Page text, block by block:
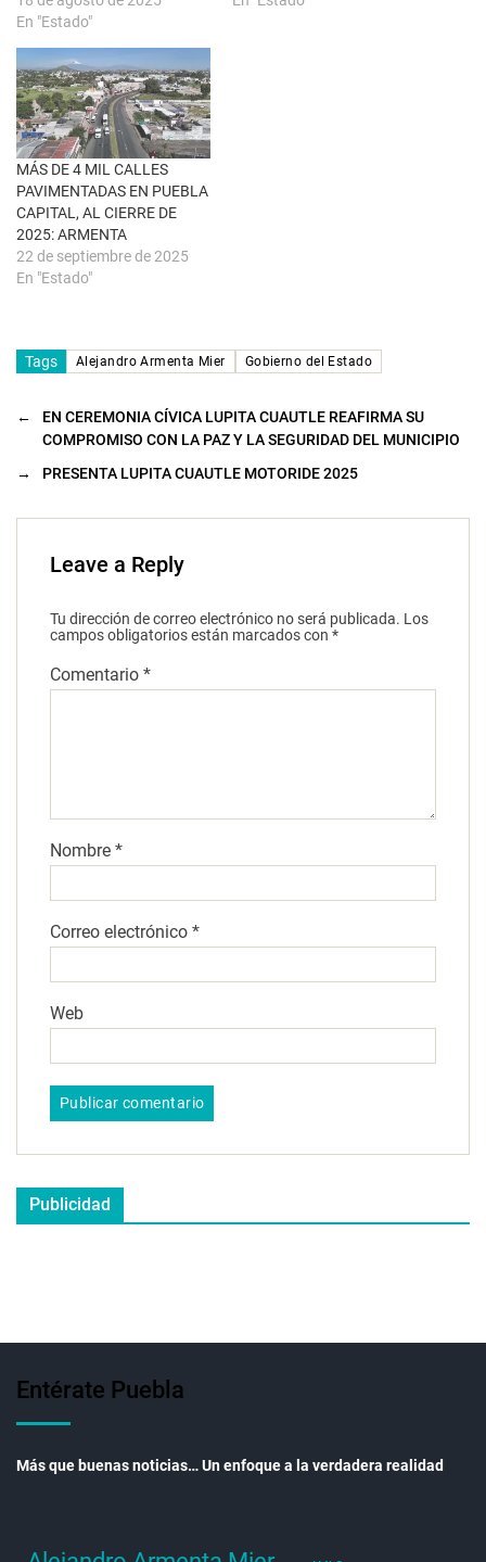
v
a
)
e
n
a
v
e
n
t
a
n
a
n
u
e
v
a
En "Estado"
MÁS DE 4 MIL CALLES
PAVIMENTADAS EN PUEBLA
CAPITAL, AL CIERRE DE
2025: ARMENTA
22 de septiembre de 2025
En "Estado"
Tags Alejandro Armenta Mier Gobierno del Estado
←
EN CEREMONIA CÍVICA LUPITA CUAUTLE REAFIRMA SU
COMPROMISO CON LA PAZ Y LA SEGURIDAD DEL MUNICIPIO
→
PRESENTA LUPITA CUAUTLE MOTORIDE 2025
Leave a Reply
Tu dirección de correo electrónico no será publicada. Los
campos obligatorios están marcados con *
Comentario *
Nombre *
Correo electrónico *
Web
Publicidad
Entérate Puebla
Más que buenas noticias… Un enfoque a la verdadera realidad